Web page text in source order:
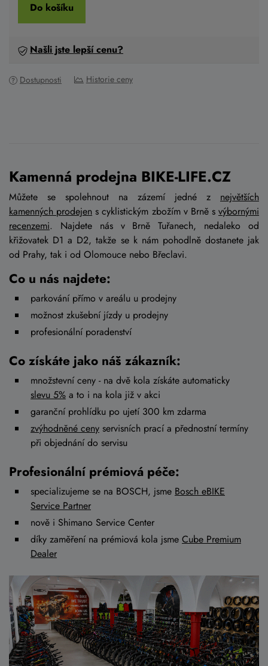
Do košíku
Našli jste lepší cenu?
Dostupnosti Historie ceny
Kamenná prodejna BIKE-LIFE.CZ
Můžete se spolehnout na zázemí jedné z největších
kamenných prodejen s cyklistickým zbožím v Brně s výbornými
recenzemi. Najdete nás v Brně Tuřanech, nedaleko od
křižovatek D1 a D2, takže se k nám pohodlně dostanete jak
od Prahy, tak i od Olomouce nebo Břeclavi.
Co u nás najdete:
parkování přímo v areálu u prodejny
možnost zkušební jízdy u prodejny
profesionální poradenství
Co získáte jako náš zákazník:
množstevní ceny - na dvě kola získáte automaticky
slevu 5% a to i na kola již v akci
garanční prohlídku po ujetí 300 km zdarma
zvýhodněné ceny servisních prací a přednostní termíny
při objednání do servisu
Profesionální prémiová péče:
specializujeme se na BOSCH, jsme Bosch eBIKE
Service Partner
nově i Shimano Service Center
díky zaměření na prémiová kola jsme Cube Premium
Dealer